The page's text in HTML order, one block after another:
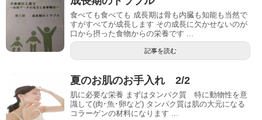
食べても食べても 成長期は骨も内臓も知能も当然で
すがすべてが成長します その成長に欠かせないのが
口から摂った食物からの栄養です ...
記事を読む
夏のお肌のお手入れ 2/2
肌に必要な栄養 まずはタンパク質 特に動物性を意
識して(肉･魚･卵など) タンパク質は肌の大元になる
コラーゲンの材料になります ...